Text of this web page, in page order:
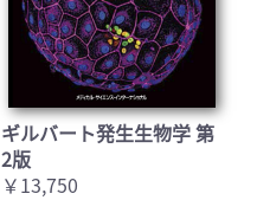
ギルバート発生生物学 第
2版
￥13,750